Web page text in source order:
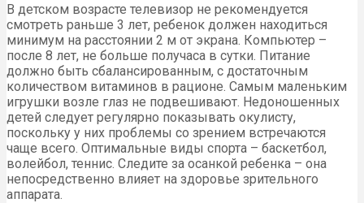
В детском возрасте телевизор не рекомендуется
смотреть раньше 3 лет, ребенок должен находиться
минимум на расстоянии 2 м от экрана. Компьютер –
после 8 лет, не больше получаса в сутки. Питание
должно быть сбалансированным, с достаточным
количеством витаминов в рационе. Самым маленьким
игрушки возле глаз не подвешивают. Недоношенных
детей следует регулярно показывать окулисту,
поскольку у них проблемы со зрением встречаются
чаще всего. Оптимальные виды спорта – баскетбол,
волейбол, теннис. Следите за осанкой ребенка – она
непосредственно влияет на здоровье зрительного
аппарата.